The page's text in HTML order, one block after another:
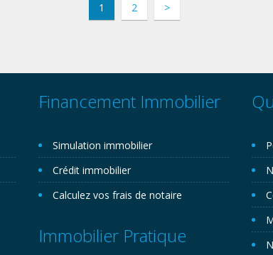
1 2 >
Financement Immobilier
Simulation immobilier
Crédit immobilier
Calculez vos frais de notaire
Immobilier Pratique